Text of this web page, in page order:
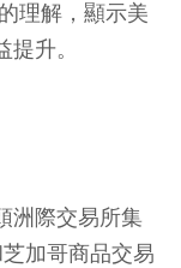
理解，顯示美
升。
洲際交易所集
加哥商品交易